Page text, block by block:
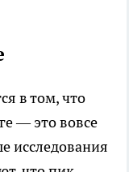
в том, что
— это вовсе
исследования